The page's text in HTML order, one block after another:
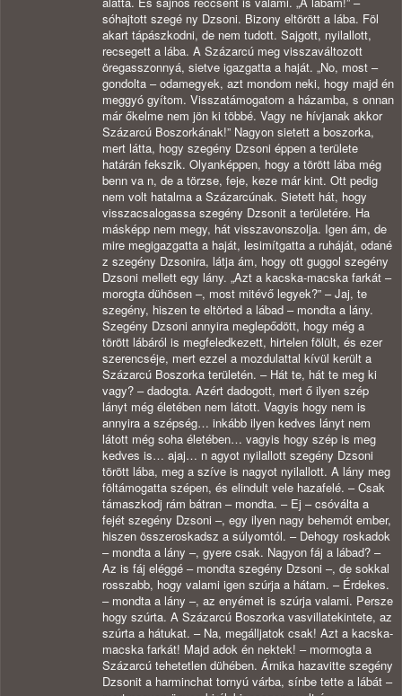
sóhajtott szegé ny Dzsoni. Bizony eltörött a lába. Föl
akart tápászkodni, de nem tudott. Sajgott, nyilallott,
recsegett a lába. A Százarcú meg visszaváltozott
öregasszonnyá, sietve igazgatta a haját. „No, most –
gondolta – odamegyek, azt mondom neki, hogy majd én
meggyó gyítom. Visszatámogatom a házamba, s onnan
már őkelme nem jön ki többé. Vagy ne hívjanak akkor
Százarcú Boszorkának!” Nagyon sietett a boszorka,
mert látta, hogy szegény Dzsoni éppen a területe
határán fekszik. Olyanképpen, hogy a törött lába még
benn va n, de a törzse, feje, keze már kint. Ott pedig
nem volt hatalma a Százarcúnak. Sietett hát, hogy
visszacsalogassa szegény Dzsonit a területére. Ha
másképp nem megy, hát visszavonszolja. Igen ám, de
mire megigazgatta a haját, lesimítgatta a ruháját, odané
z szegény Dzsonira, látja ám, hogy ott guggol szegény
Dzsoni mellett egy lány. „Azt a kacska-macska farkát –
morogta dühösen –, most mitévő legyek?” – Jaj, te
szegény, hiszen te eltörted a lábad – mondta a lány.
Szegény Dzsoni annyira meglepődött, hogy még a
törött lábáról is megfeledkezett, hirtelen fölült, és ezer
szerencséje, mert ezzel a mozdulattal kívül került a
Százarcú Boszorka területén. – Hát te, hát te meg ki
vagy? – dadogta. Azért dadogott, mert ő ilyen szép
lányt még életében nem látott. Vagyis hogy nem is
annyira a szépség… inkább ilyen kedves lányt nem
látott még soha életében… vagyis hogy szép is meg
kedves is… ajaj… n agyot nyilallott szegény Dzsoni
törött lába, meg a szíve is nagyot nyilallott. A lány meg
föltámogatta szépen, és elindult vele hazafelé. – Csak
támaszkodj rám bátran – mondta. – Ej – csóválta a
fejét szegény Dzsoni –, egy ilyen nagy behemót ember,
hiszen összeroskadsz a súlyomtól. – Dehogy roskadok
– mondta a lány –, gyere csak. Nagyon fáj a lábad? –
Az is fáj eléggé – mondta szegény Dzsoni –, de sokkal
rosszabb, hogy valami igen szúrja a hátam. – Érdekes.
– mondta a lány –, az enyémet is szúrja valami. Persze
hogy szúrta. A Százarcú Boszorka vasvillatekintete, az
szúrta a hátukat. – Na, megálljatok csak! Azt a kacska-
macska farkát! Majd adok én nektek! – mormogta a
Százarcú tehetetlen dühében. Árnika hazavitte szegény
Dzsonit a harminchat tornyú várba, sínbe tette a lábát –